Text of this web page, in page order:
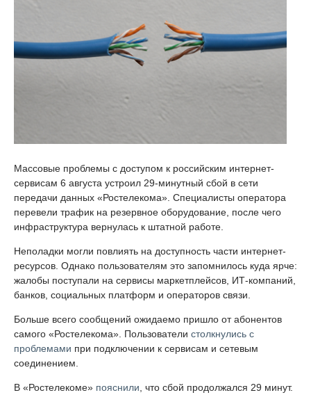
Массовые проблемы с доступом к российским интернет-
сервисам 6 августа устроил 29-минутный сбой в сети
передачи данных «Ростелекома». Специалисты оператора
перевели трафик на резервное оборудование, после чего
инфраструктура вернулась к штатной работе.
Неполадки могли повлиять на доступность части интернет-
ресурсов. Однако пользователям это запомнилось куда ярче:
жалобы поступали на сервисы маркетплейсов, ИТ-компаний,
банков, социальных платформ и операторов связи.
Больше всего сообщений ожидаемо пришло от абонентов
самого «Ростелекома». Пользователи столкнулись с
проблемами при подключении к сервисам и сетевым
соединением.
В «Ростелекоме» пояснили , что сбой продолжался 29 минут.